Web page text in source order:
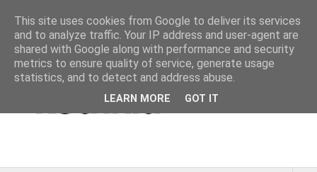
This site uses cookies from Google to deliver its services
and to analyze traffic. Your IP address and user-agent are
shared with Google along with performance and security
metrics to ensure quality of service, generate usage
statistics, and to detect and address abuse.
LEARN MORE GOT IT